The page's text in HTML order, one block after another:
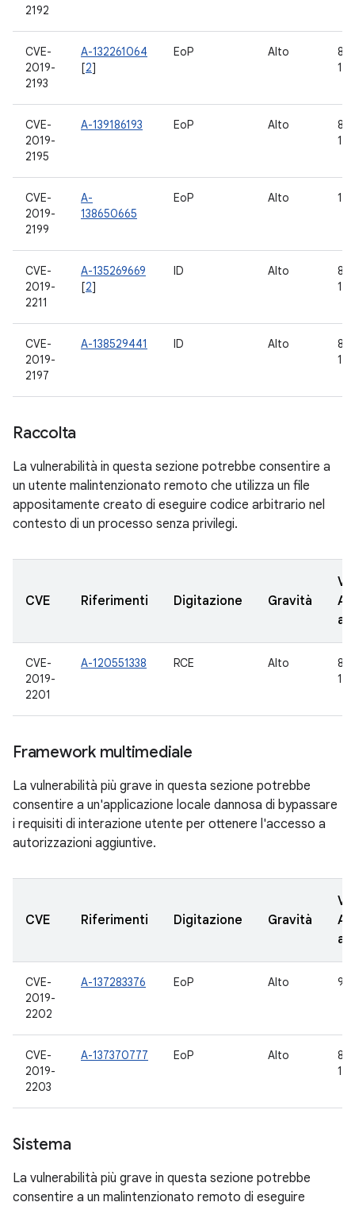
2192
CVE-
2019-
2193
A-132261064
[2]
EoP Alto
10
CVE-
2019-
2195
A-139186193 EoP Alto
10
CVE-
2019-
2199
A-
138650665
EoP Alto 10
CVE-
2019-
2211
A-135269669
[2]
ID Alto
10
CVE-
2019-
2197
A-138529441 ID Alto
10
Raccolta
La vulnerabilità in questa sezione potrebbe consentire a
un utente malintenzionato remoto che utilizza un file
appositamente creato di eseguire codice arbitrario nel
contesto di un processo senza privilegi.
CVE Riferimenti Digitazione Gravità
CVE-
2019-
2201
A-120551338 RCE Alto
10
Framework multimediale
La vulnerabilità più grave in questa sezione potrebbe
consentire a un'applicazione locale dannosa di bypassare
i requisiti di interazione utente per ottenere l'accesso a
autorizzazioni aggiuntive.
CVE Riferimenti Digitazione Gravità
CVE-
2019-
2202
A-137283376 EoP Alto 9,
CVE-
2019-
2203
A-137370777 EoP Alto
10
Sistema
La vulnerabilità più grave in questa sezione potrebbe
consentire a un malintenzionato remoto di eseguire